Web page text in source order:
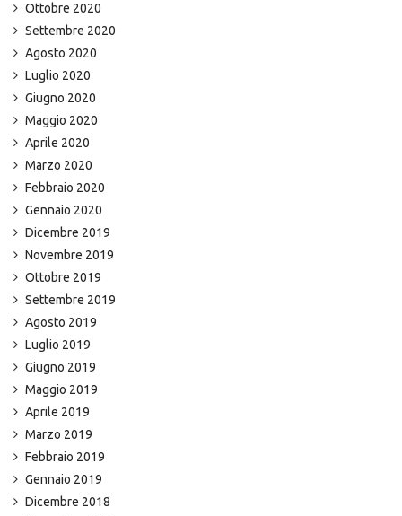
Ottobre 2020
Settembre 2020
Agosto 2020
Luglio 2020
Giugno 2020
Maggio 2020
Aprile 2020
Marzo 2020
Febbraio 2020
Gennaio 2020
Dicembre 2019
Novembre 2019
Ottobre 2019
Settembre 2019
Agosto 2019
Luglio 2019
Giugno 2019
Maggio 2019
Aprile 2019
Marzo 2019
Febbraio 2019
Gennaio 2019
Dicembre 2018